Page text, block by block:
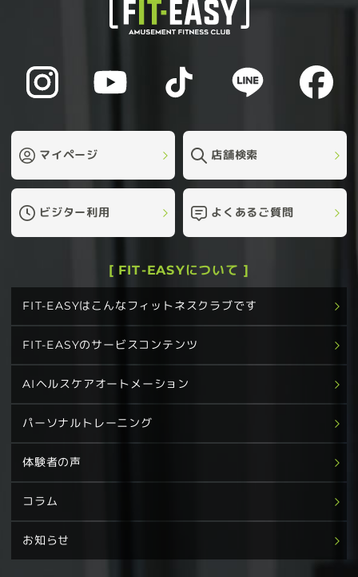
マイページ 店舗検索
ビジター利用 よくあるご質問
[ FIT-EASYについて ]
FIT-EASYはこんなフィットネスクラブです
FIT-EASYのサービスコンテンツ
AIヘルスケアオートメーション
パーソナルトレーニング
体験者の声
コラム
お知らせ